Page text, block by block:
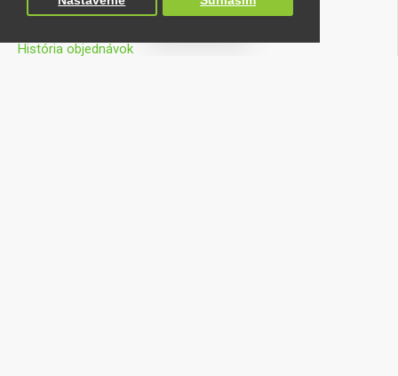
História objednávok